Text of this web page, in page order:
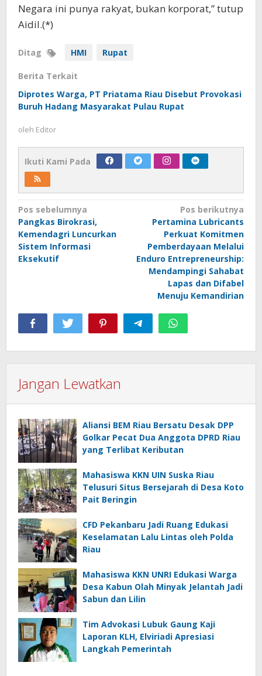
Negara ini punya rakyat, bukan korporat,” tutup
Aidil.(*)
Ditag HMI Rupat
Berita Terkait
Diprotes Warga, PT Priatama Riau Disebut Provokasi
Buruh Hadang Masyarakat Pulau Rupat
oleh Editor
Ikuti Kami Pada
Navigasi
pos
Pos sebelumnya
Pangkas Birokrasi,
Kemendagri Luncurkan
Sistem Informasi
Eksekutif
Pos berikutnya
Pertamina Lubricants
Perkuat Komitmen
Pemberdayaan Melalui
Enduro Entrepreneurship:
Mendampingi Sahabat
Lapas dan Difabel
Menuju Kemandirian
Jangan Lewatkan
Aliansi BEM Riau Bersatu Desak DPP
Golkar Pecat Dua Anggota DPRD Riau
yang Terlibat Keributan
Mahasiswa KKN UIN Suska Riau
Telusuri Situs Bersejarah di Desa Koto
Pait Beringin
CFD Pekanbaru Jadi Ruang Edukasi
Keselamatan Lalu Lintas oleh Polda
Riau
Mahasiswa KKN UNRI Edukasi Warga
Desa Kabun Olah Minyak Jelantah Jadi
Sabun dan Lilin
Tim Advokasi Lubuk Gaung Kaji
Laporan KLH, Elviriadi Apresiasi
Langkah Pemerintah